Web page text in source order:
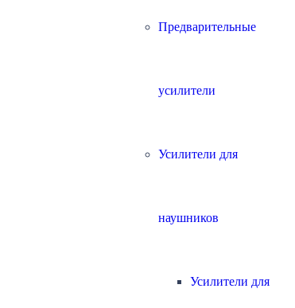
Предварительные
усилители
Усилители для
наушников
Усилители для